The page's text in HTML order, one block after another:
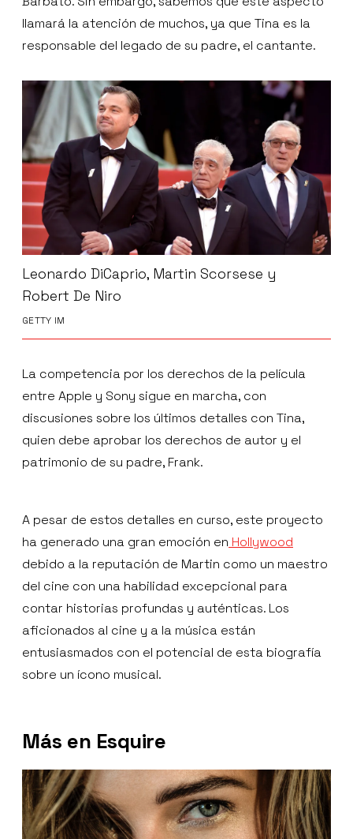
llamará la atención de muchos, ya que Tina es la
responsable del legado de su padre, el cantante.
Leonardo DiCaprio, Martin Scorsese y
Robert De Niro
GETTY IM
La competencia por los derechos de la película
entre Apple y Sony sigue en marcha, con
discusiones sobre los últimos detalles con Tina,
quien debe aprobar los derechos de autor y el
patrimonio de su padre, Frank.
A pesar de estos detalles en curso, este proyecto
ha generado una gran emoción en Hollywood
debido a la reputación de Martin como un maestro
del cine con una habilidad excepcional para
contar historias profundas y auténticas. Los
aficionados al cine y a la música están
entusiasmados con el potencial de esta biografía
sobre un ícono musical.
Más en Esquire